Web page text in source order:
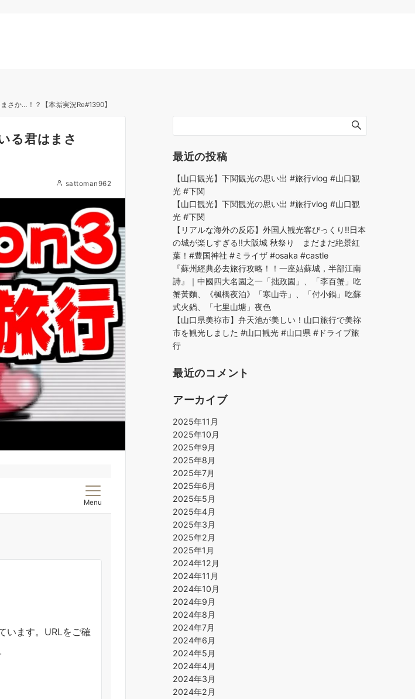
さか…！？【本垢実況Re#1390】
る君はまさ
sattoman962
最近の投稿
【山口観光】下関観光の思い出 #旅行vlog #山口観
光 #下関
【山口観光】下関観光の思い出 #旅行vlog #山口観
光 #下関
【リアルな海外の反応】外国人観光客びっくり!!日本
の城が楽しすぎる!!大阪城 秋祭り まだまだ絶景紅
葉！#豊国神社 #ミライザ #osaka #castle
『蘇州經典必去旅行攻略！！一座姑蘇城，半部江南
詩』｜中國四大名園之一「拙政園」、「李百蟹」吃
蟹黃麵、《楓橋夜泊》「寒山寺」、「付小鍋」吃蘇
式火鍋、「七里山塘」夜色
【山口県美祢市】弁天池が美しい！山口旅行で美祢
市を観光しました #山口観光 #山口県 #ドライブ旅
行
最近のコメント
アーカイブ
2025年11月
2025年10月
2025年9月
2025年8月
2025年7月
2025年6月
2025年5月
2025年4月
2025年3月
2025年2月
2025年1月
2024年12月
2024年11月
2024年10月
2024年9月
2024年8月
2024年7月
2024年6月
2024年5月
2024年4月
2024年3月
2024年2月